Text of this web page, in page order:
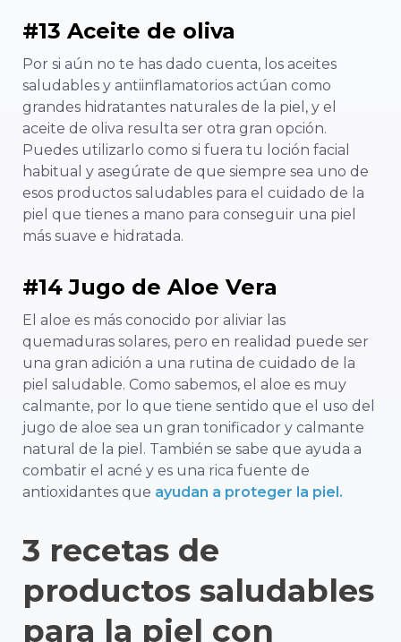
#13 Aceite de oliva
Por si aún no te has dado cuenta, los aceites
saludables y antiinflamatorios actúan como
grandes hidratantes naturales de la piel, y el
aceite de oliva resulta ser otra gran opción.
Puedes utilizarlo como si fuera tu loción facial
habitual y asegúrate de que siempre sea uno de
esos productos saludables para el cuidado de la
piel que tienes a mano para conseguir una piel
más suave e hidratada.
#14 Jugo de Aloe Vera
El aloe es más conocido por aliviar las
quemaduras solares, pero en realidad puede ser
una gran adición a una rutina de cuidado de la
piel saludable. Como sabemos, el aloe es muy
calmante, por lo que tiene sentido que el uso del
jugo de aloe sea un gran tonificador y calmante
natural de la piel. También se sabe que ayuda a
combatir el acné y es una rica fuente de
antioxidantes que ayudan a proteger la piel.
3 recetas de
productos saludables
para la piel con